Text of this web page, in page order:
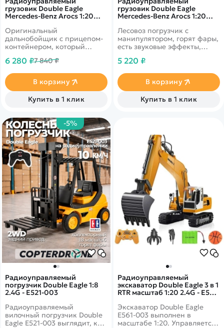
грузовик Double Eagle
Mercedes-Benz Arocs 1:20
Оригинальный
дальнобойщик с прицепом-
контейнером, который
мотора и свет фар
6 280 ₽7 840 ₽
В корзину
Купить в 1 клик
грузовик Double Eagle
Mercedes-Benz Arocs 1:20
Лесовоз погрузчик с
манипулятором, горят фары,
есть звуковые эффекты,
5 220 ₽
В корзину
Купить в 1 клик
-5%
Радиоуправляемый
погрузчик Double Eagle 1:8
2.4G - E521-003
Радиоуправляемый
вилочный погрузчик Double
Eagle E521-003 выглядит, как
Радиоуправляемый
экскаватор Double Eagle 3 в 1
RTR масштаб 1:20 2.4G - E561-
Экскаватор Double Eagle
E561-003 выполнен в
масштабе 1:20. Управляется